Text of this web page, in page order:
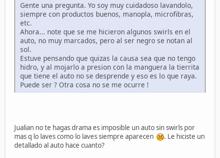
Gente una pregunta. Yo soy muy cuidadoso lavandolo,
siempre con productos buenos, manopla, microfibras,
etc.
Ahora... note que se me hicieron algunos swirls en el
auto, no muy marcados, pero al ser negro se notan al
sol.
Estuve pensando que quizas la causa sea que no tengo
hidro, y al mojarlo a presion con la manguera la tierrita
que tiene el auto no se desprende y eso es lo que raya.
Puede ser ? Otra cosa no se me ocurre !
Jualian no te hagas drama es imposible un auto sin swirls por
mas q lo laves como lo laves siempre aparecen
. Le hiciste un
detallado al auto hace cuanto?